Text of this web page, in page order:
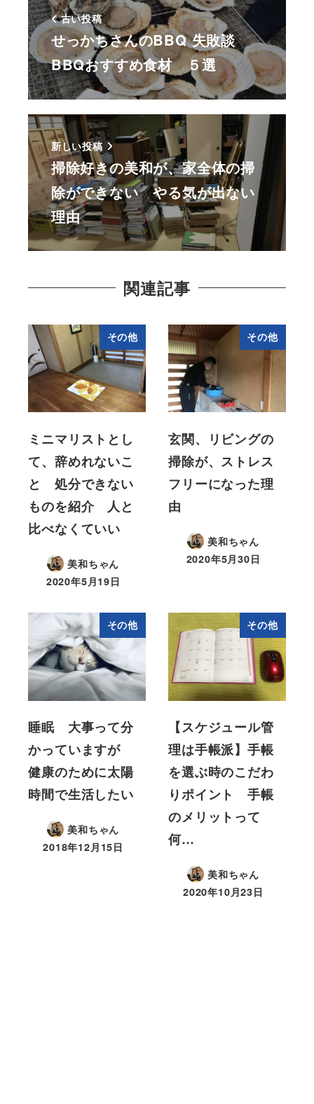
古い投稿
せっかちさんのBBQ 失敗談
BBQおすすめ食材 ５選
新しい投稿
掃除好きの美和が、家全体の掃
除ができない やる気が出ない
理由
関連記事
その他
ミニマリストとし
て、辞めれないこ
と 処分できない
ものを紹介 人と
比べなくていい
美和ちゃん
2020年5月19日
その他
玄関、リビングの
掃除が、ストレス
フリーになった理
由
美和ちゃん
2020年5月30日
その他
睡眠 大事って分
かっていますが
健康のために太陽
時間で生活したい
美和ちゃん
2018年12月15日
その他
【スケジュール管
理は手帳派】手帳
を選ぶ時のこだわ
りポイント 手帳
のメリットって
何…
美和ちゃん
2020年10月23日